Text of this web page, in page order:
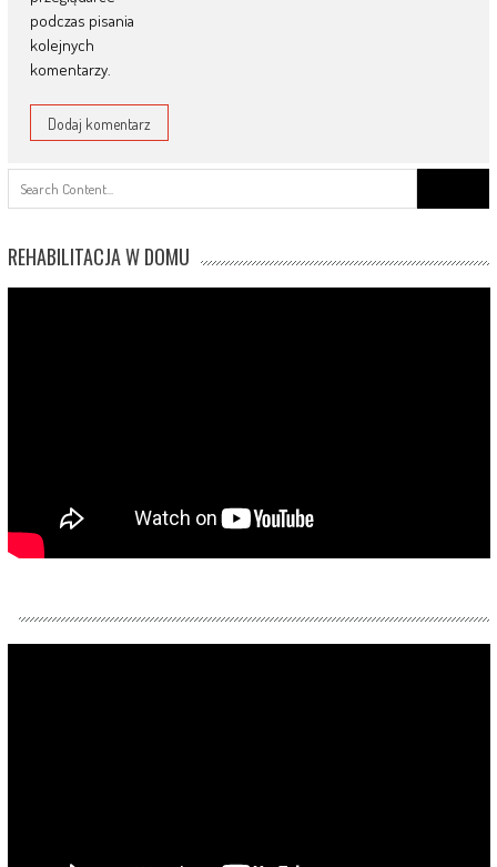
podczas pisania
kolejnych
komentarzy.
REHABILITACJA W DOMU